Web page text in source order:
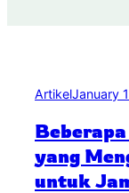
ArtikelJanuary
yang
untuk